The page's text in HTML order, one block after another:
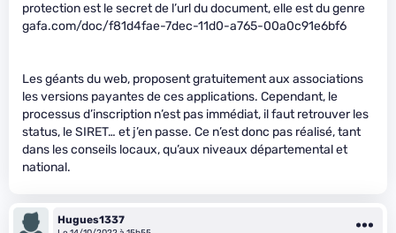
protection est le secret de l’url du document, elle est du genre
gafa.com/doc/f81d4fae-7dec-11d0-a765-00a0c91e6bf6
Les géants du web, proposent gratuitement aux associations
les versions payantes de ces applications. Cependant, le
processus d’inscription n’est pas immédiat, il faut retrouver les
status, le SIRET… et j’en passe. Ce n’est donc pas réalisé, tant
dans les conseils locaux, qu’aux niveaux départemental et
national.
Hugues1337